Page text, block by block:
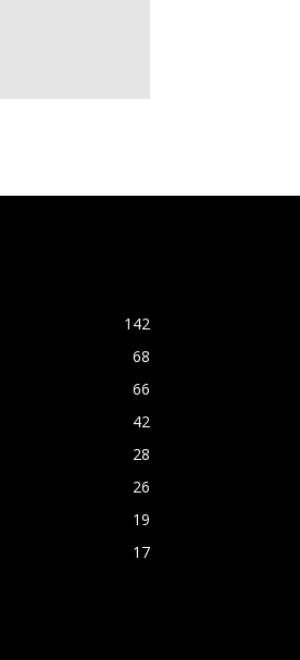
142
68
66
42
28
26
19
17